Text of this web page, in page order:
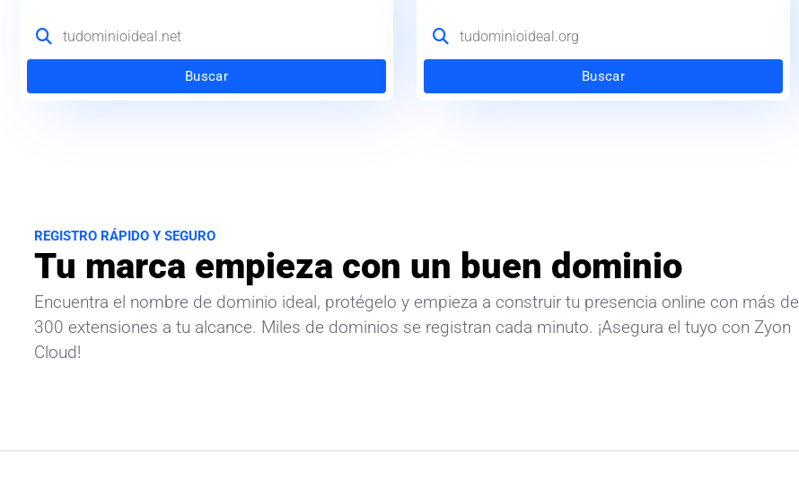
Buscar Buscar
REGISTRO RÁPIDO Y SEGURO
Tu marca empieza con un buen dominio
Encuentra el nombre de dominio ideal, protégelo y empieza a construir tu presencia online con más de
300 extensiones a tu alcance. Miles de dominios se registran cada minuto. ¡Asegura el tuyo con Zyon
Cloud!